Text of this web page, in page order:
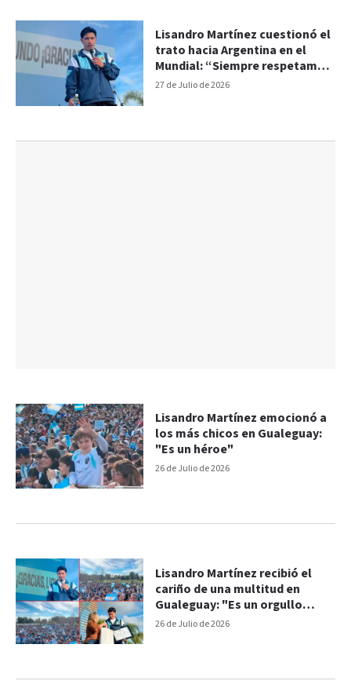
27 de Julio de 2026
Lisandro Martínez cuestionó el
trato hacia Argentina en el
Mundial: “Siempre respetamos
al rival”
26 de Julio de 2026
Lisandro Martínez emocionó a
los más chicos en Gualeguay:
"Es un héroe"
26 de Julio de 2026
Lisandro Martínez recibió el
cariño de una multitud en
Gualeguay: "Es un orgullo
enorme representar a mi